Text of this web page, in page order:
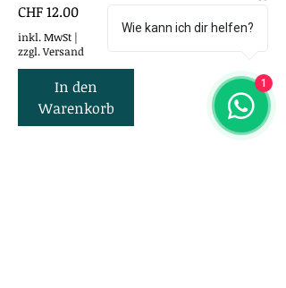
Preis
CHF 12.00
inkl. MwSt |
zzgl. Versand
In den
Warenkorb
Wie kann ich dir helfen?
1